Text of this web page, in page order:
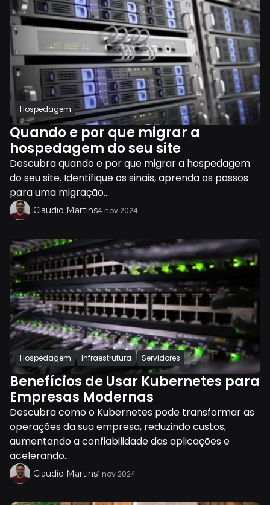
Hospedagem
Quando e por que migrar a
hospedagem do seu site
Descubra quando e por que migrar a hospedagem
do seu site. Identifique os sinais, aprenda os passos
para uma migração...
Claudio Martins4 nov 2024
Hospedagem Infraestrutura Servidores
Benefícios de Usar Kubernetes para
Empresas Modernas
Descubra como o Kubernetes pode transformar as
operações da sua empresa, reduzindo custos,
aumentando a confiabilidade das aplicações e
acelerando...
Claudio Martins1 nov 2024